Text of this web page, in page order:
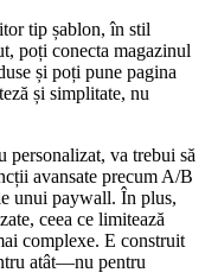
tip șablon, în stil
poți conecta magazinul
și poți pune pagina
și simplitate, nu
va trebui să
avansate precum A/B
unui paywall. În plus,
ceea ce limitează
complexe. E construit
atât—nu pentru